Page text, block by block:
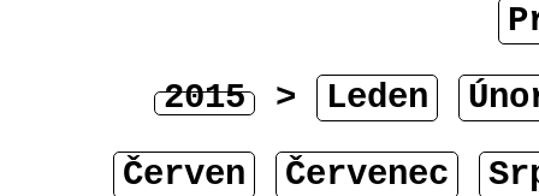
2015 > Leden
Červen
Červenec